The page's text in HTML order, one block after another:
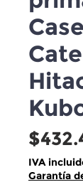
IVA
Garantía